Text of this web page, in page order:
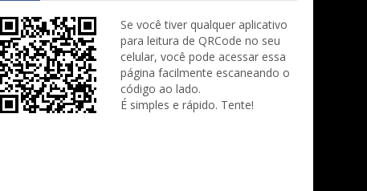
Se você tiver qualquer aplicativo
para leitura de QRCode no seu
celular, você pode acessar essa
página facilmente escaneando o
código ao lado.
É simples e rápido. Tente!